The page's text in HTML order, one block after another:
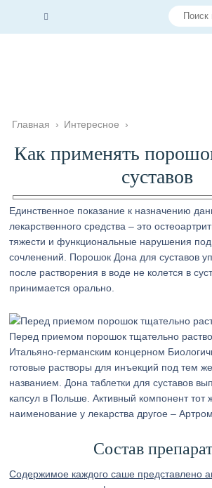
Главная › Интересное ›
Как применять
суставов
Единственное показание к назначению
лекарственного средства – это
тяжести и функциональные нарушения
сочленений. Порошок Дона для суставов
после растворения в воде не колется в
принимается орально.
Перед приемом порошок тщательно
Итальяно-германским концерном
готовые растворы для инъекций под тем
названием. Дона таблетки для суставов
капсул в Польше. Активный компонент тот
наименование у лекарства другое –
Состав
Содержимое каждого саше представлено